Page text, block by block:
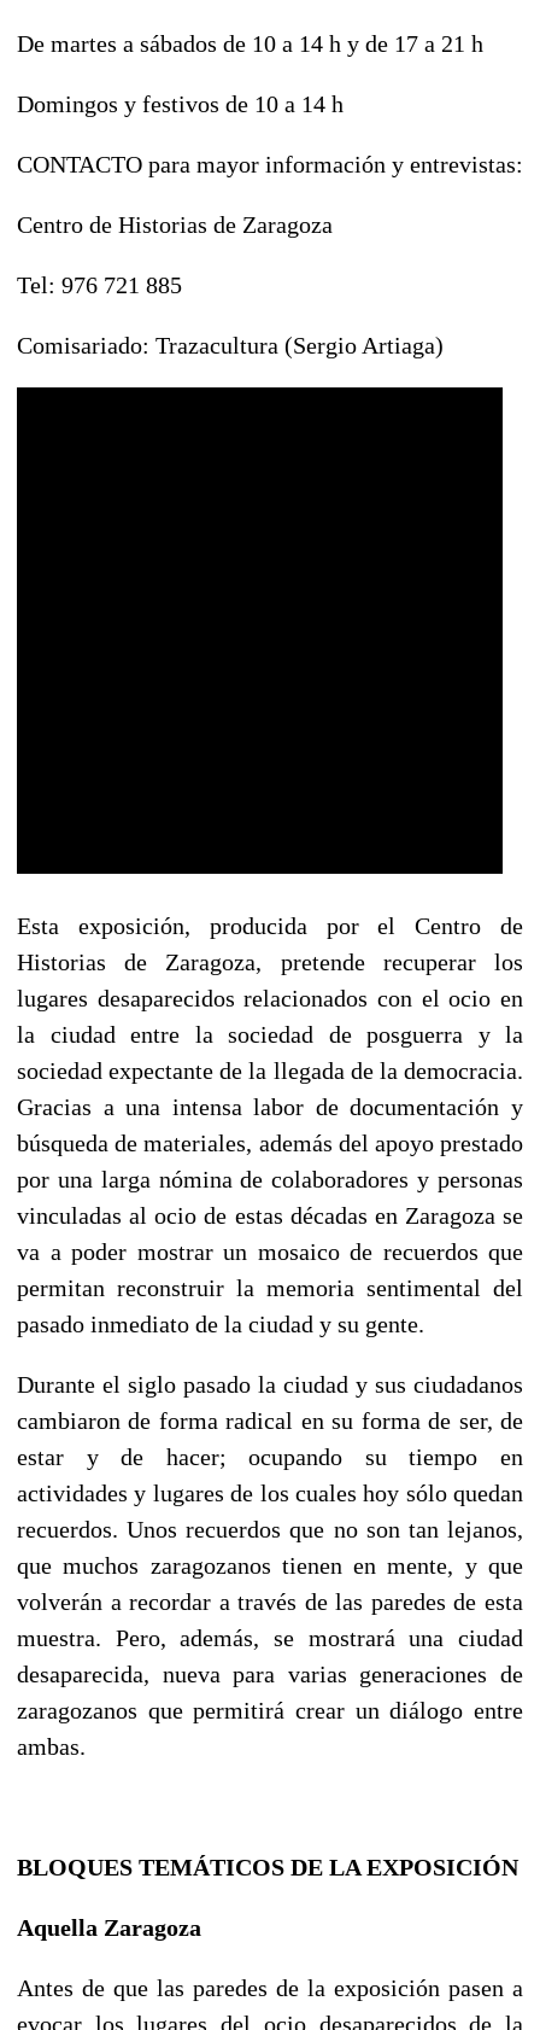
De martes a sábados de 10 a 14 h y de 17 a 21 h
Domingos y festivos de 10 a 14 h
CONTACTO para mayor información y entrevistas:
Centro de Historias de Zaragoza
Tel: 976 721 885
Comisariado: Trazacultura (Sergio Artiaga)
Esta exposición, producida por el Centro de
Historias de Zaragoza, pretende recuperar los
lugares desaparecidos relacionados con el ocio en
la ciudad entre la sociedad de posguerra y la
sociedad expectante de la llegada de la democracia.
Gracias a una intensa labor de documentación y
búsqueda de materiales, además del apoyo prestado
por una larga nómina de colaboradores y personas
vinculadas al ocio de estas décadas en Zaragoza se
va a poder mostrar un mosaico de recuerdos que
permitan reconstruir la memoria sentimental del
pasado inmediato de la ciudad y su gente.
Durante el siglo pasado la ciudad y sus ciudadanos
cambiaron de forma radical en su forma de ser, de
estar y de hacer; ocupando su tiempo en
actividades y lugares de los cuales hoy sólo quedan
recuerdos. Unos recuerdos que no son tan lejanos,
que muchos zaragozanos tienen en mente, y que
volverán a recordar a través de las paredes de esta
muestra. Pero, además, se mostrará una ciudad
desaparecida, nueva para varias generaciones de
zaragozanos que permitirá crear un diálogo entre
ambas.
BLOQUES TEMÁTICOS DE LA EXPOSICIÓN
Aquella Zaragoza
Antes de que las paredes de la exposición pasen a
evocar los lugares del ocio desaparecidos de la